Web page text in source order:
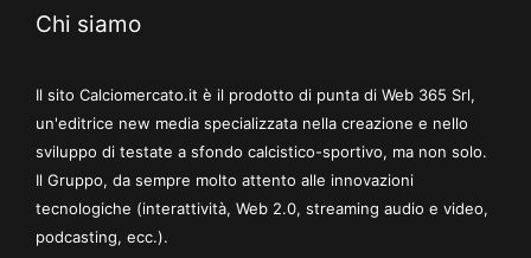
Chi siamo
Il sito Calciomercato.it è il prodotto di punta di Web 365 Srl,
un'editrice new media specializzata nella creazione e nello
sviluppo di testate a sfondo calcistico-sportivo, ma non solo.
Il Gruppo, da sempre molto attento alle innovazioni
tecnologiche (interattività, Web 2.0, streaming audio e video,
podcasting, ecc.).